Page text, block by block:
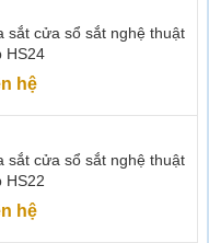
sắt cửa sổ sắt nghệ thuật
HS24
hệ
sắt cửa sổ sắt nghệ thuật
HS22
hệ